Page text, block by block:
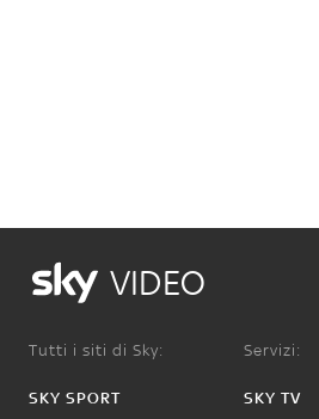
VIDEO
Tutti i siti di Sky:
SKY SPORT
Servizi:
SKY TV